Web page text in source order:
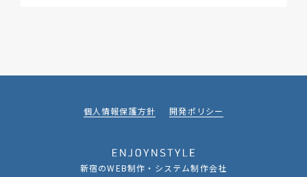
個人情報保護方針 開発ポリシー
新宿のWEB制作・システム制作会社